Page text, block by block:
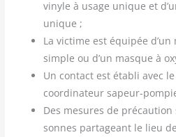
vinyle à usage unique et
unique ;
La vic­time est équi­pée
simple ou d’un masque à
Un contact est éta­bli avec
coor­di­na­teur sapeur-
Des mesures de
sonnes par­ta­geant le lieu